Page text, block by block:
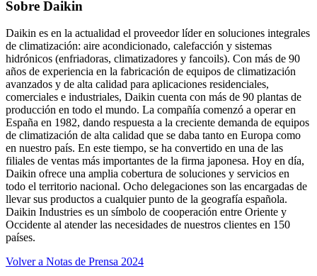
Sobre Daikin
Daikin es en la actualidad el proveedor líder en soluciones integrales
de climatización: aire acondicionado, calefacción y sistemas
hidrónicos (enfriadoras, climatizadores y fancoils). Con más de 90
años de experiencia en la fabricación de equipos de climatización
avanzados y de alta calidad para aplicaciones residenciales,
comerciales e industriales, Daikin cuenta con más de 90 plantas de
producción en todo el mundo. La compañía comenzó a operar en
España en 1982, dando respuesta a la creciente demanda de equipos
de climatización de alta calidad que se daba tanto en Europa como
en nuestro país. En este tiempo, se ha convertido en una de las
filiales de ventas más importantes de la firma japonesa. Hoy en día,
Daikin ofrece una amplia cobertura de soluciones y servicios en
todo el territorio nacional. Ocho delegaciones son las encargadas de
llevar sus productos a cualquier punto de la geografía española.
Daikin Industries es un símbolo de cooperación entre Oriente y
Occidente al atender las necesidades de nuestros clientes en 150
países.
Volver a Notas de Prensa 2024